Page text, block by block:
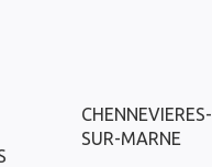
CHENNEVIERES-
SUR-MARNE